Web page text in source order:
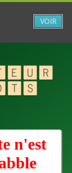
n'est
VOIR